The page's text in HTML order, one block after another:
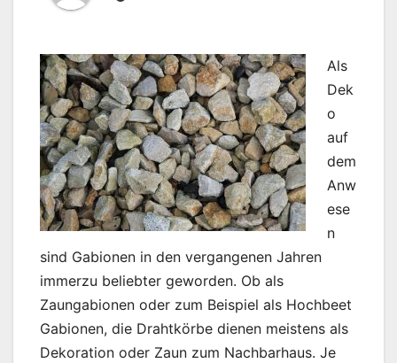
Als
Dek
o
auf
dem
Anw
ese
n
sind Gabionen in den vergangenen Jahren
immerzu beliebter geworden. Ob als
Zaungabionen oder zum Beispiel als Hochbeet
Gabionen, die Drahtkörbe dienen meistens als
Dekoration oder Zaun zum Nachbarhaus. Je